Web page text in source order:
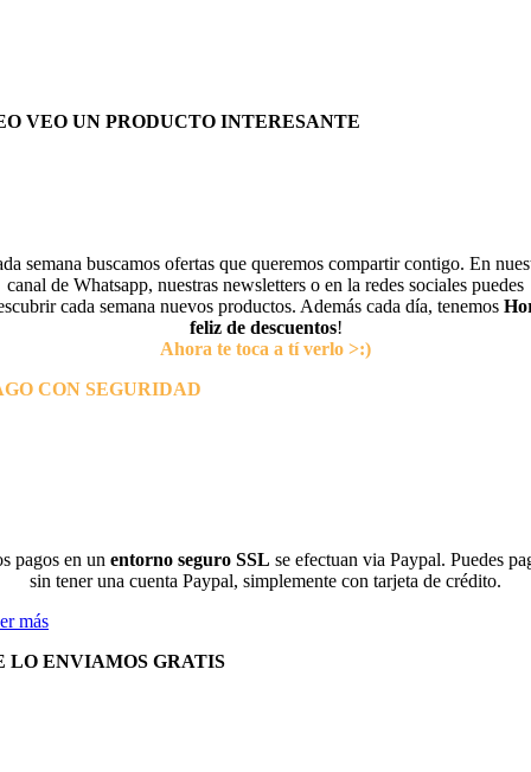
VEO UN PRODUCTO INTERESANTE
semana buscamos ofertas que queremos compartir contigo. En
canal de Whatsapp, nuestras newsletters o en la redes sociales puedes
cada semana nuevos productos. Además cada día, tenemos
feliz de descuentos!
Ahora te toca a tí verlo >:)
CON SEGURIDAD
pagos en un entorno seguro SSL se efectuan via Paypal. Puedes
sin tener una cuenta Paypal, simplemente con tarjeta de crédito.
más
LO ENVIAMOS GRATIS